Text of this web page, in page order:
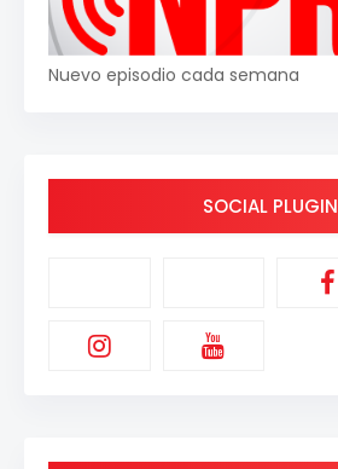
Nuevo episodio cada semana
SOCIAL PLUGIN